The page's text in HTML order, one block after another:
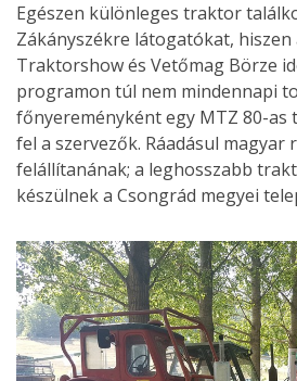
Egészen különleges traktor
Zákányszékre látogatókat, hiszen
Traktorshow és Vetőmag Börze
programon túl nem mindennapi
főnyereményként egy MTZ 80-
fel a szervezők. Ráadásul magyar
felállítanának; a leghosszabb
készülnek a Csongrád megyei